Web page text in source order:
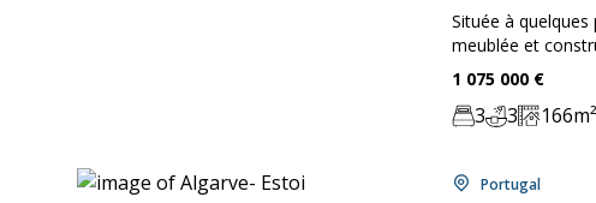
Située à
meublée et
Price:
1 075 000 €
Chambre:
3Bathrooms:
3Zone:
166m²
Location:
Portugal